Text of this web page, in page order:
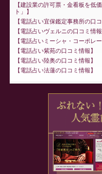
建設業の許可票・金看板を低
ト」
電話占い宜保鑑定事務所の口
電話占いヴェルニの口コミ情報
電話占いミーシャ・コーポレ
電話占い紫苑の口コミ情報
電話占い陸奥の口コミ情報
電話占い法蓮の口コミ情報